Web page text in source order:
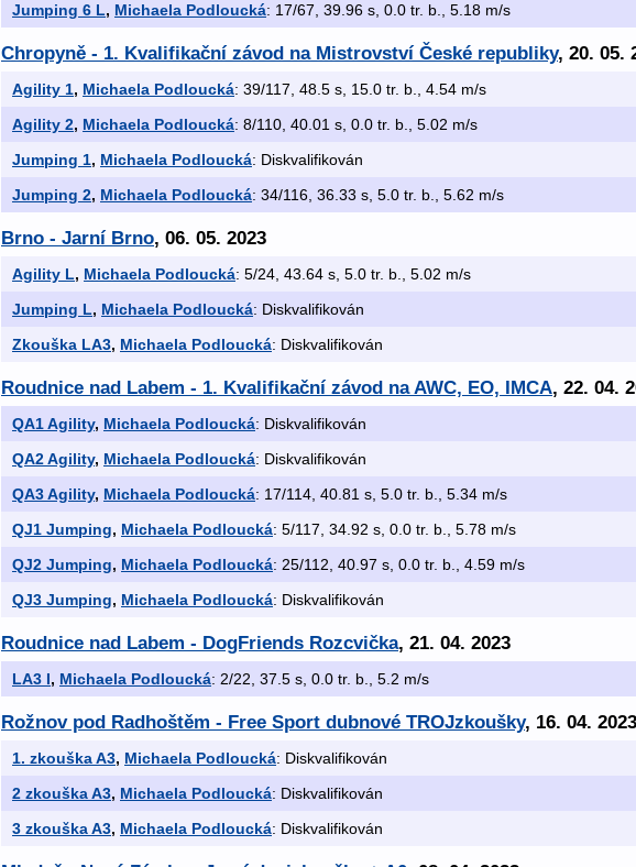
Jumping 6 L, Michaela Podloucká: 17/67, 39.96 s, 0.0 tr. b., 5.18 m/s
Chropyně - 1. Kvalifikační závod na Mistrovství České republiky, 20. 05.
Agility 1, Michaela Podloucká: 39/117, 48.5 s, 15.0 tr. b., 4.54 m/s
Agility 2, Michaela Podloucká: 8/110, 40.01 s, 0.0 tr. b., 5.02 m/s
Jumping 1, Michaela Podloucká: Diskvalifikován
Jumping 2, Michaela Podloucká: 34/116, 36.33 s, 5.0 tr. b., 5.62 m/s
Brno - Jarní Brno, 06. 05. 2023
Agility L, Michaela Podloucká: 5/24, 43.64 s, 5.0 tr. b., 5.02 m/s
Jumping L, Michaela Podloucká: Diskvalifikován
Zkouška LA3, Michaela Podloucká: Diskvalifikován
Roudnice nad Labem - 1. Kvalifikační závod na AWC, EO, IMCA, 22. 04.
QA1 Agility, Michaela Podloucká: Diskvalifikován
QA2 Agility, Michaela Podloucká: Diskvalifikován
QA3 Agility, Michaela Podloucká: 17/114, 40.81 s, 5.0 tr. b., 5.34 m/s
QJ1 Jumping, Michaela Podloucká: 5/117, 34.92 s, 0.0 tr. b., 5.78 m/s
QJ2 Jumping, Michaela Podloucká: 25/112, 40.97 s, 0.0 tr. b., 4.59 m/s
QJ3 Jumping, Michaela Podloucká: Diskvalifikován
Roudnice nad Labem - DogFriends Rozcvička, 21. 04. 2023
LA3 I, Michaela Podloucká: 2/22, 37.5 s, 0.0 tr. b., 5.2 m/s
Rožnov pod Radhoštěm - Free Sport dubnové TROJzkoušky, 16. 04. 2023
1. zkouška A3, Michaela Podloucká: Diskvalifikován
2 zkouška A3, Michaela Podloucká: Diskvalifikován
3 zkouška A3, Michaela Podloucká: Diskvalifikován